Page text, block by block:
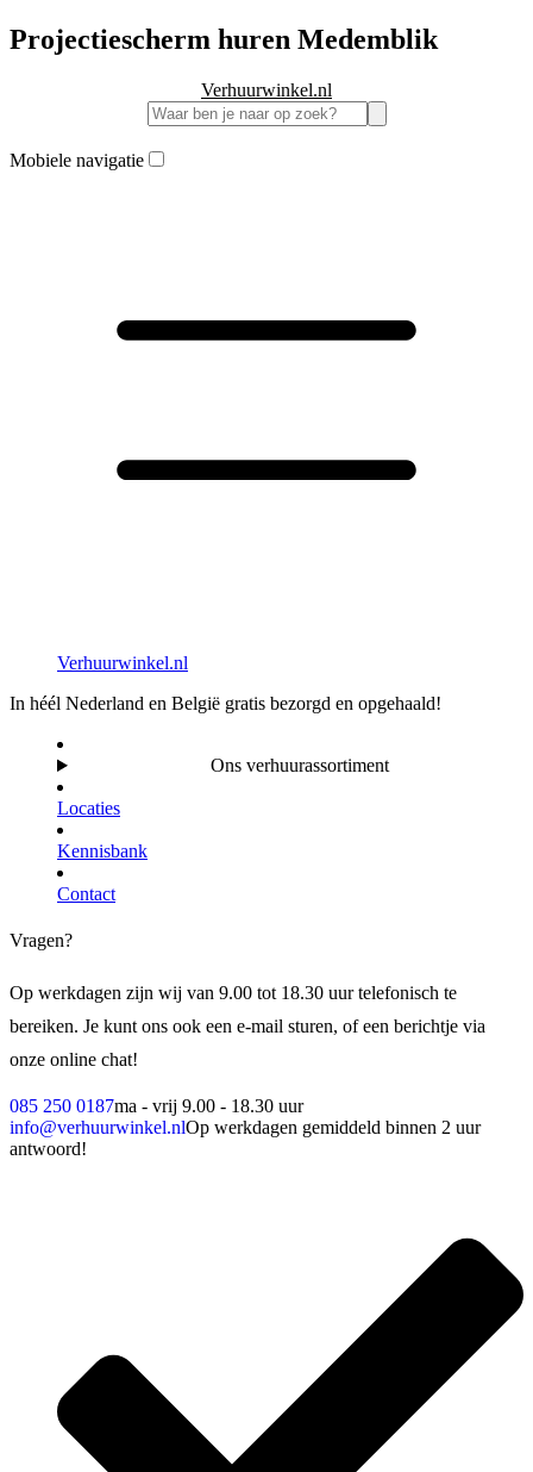
Projectiescherm huren Medemblik
Verhuurwinkel.nl
Mobiele navigatie
Verhuurwinkel.nl
In héél Nederland en België gratis bezorgd en opgehaald!
Ons verhuurassortiment
Locaties
Kennisbank
Contact
Vragen?
Op werkdagen zijn wij van 9.00 tot 18.30 uur telefonisch te
bereiken. Je kunt ons ook een e-mail sturen, of een berichtje via
onze online chat!
085 250 0187ma - vrij 9.00 - 18.30 uur
info@verhuurwinkel.nlOp werkdagen gemiddeld binnen 2 uur
antwoord!